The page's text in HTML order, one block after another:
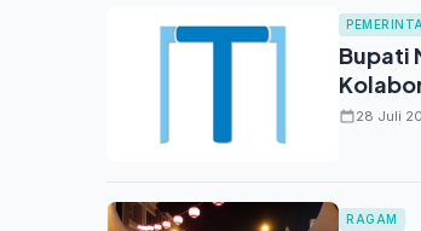
Bupati
28 Juli
RAGAM